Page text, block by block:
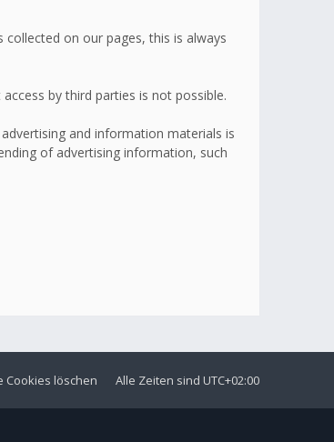
on our pages, this is always
by third parties is not possible.
and information materials is
of advertising information, such
Alle Zeiten sind UTC+02:00
Cookies löschen